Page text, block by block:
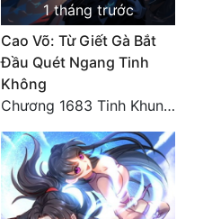
1 tháng trước
Cao Võ: Từ Giết Gà Bắt
Đầu Quét Ngang Tinh
Không
Chương 1683 Tinh Khung Võ Thánh (Hết)